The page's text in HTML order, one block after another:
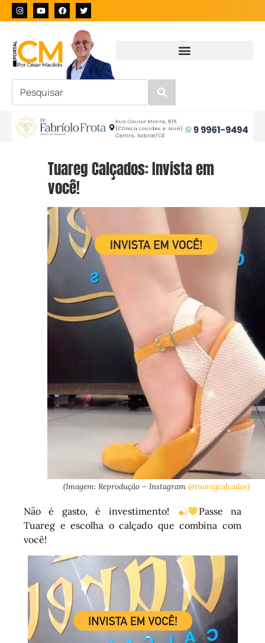
Tuareg Calçados: Invista em
você!
(Imagem: Reprodução – Instagram @tuaregcalcados)
Não é gasto, é investimento!
Passe na
Tuareg e escolha o calçado que combina com
você!
Tocador
de
vídeo